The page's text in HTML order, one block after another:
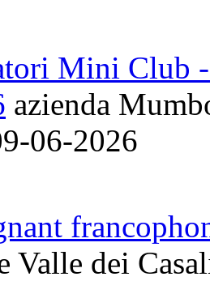
Mini Club -
azienda
06-2026
Valle dei